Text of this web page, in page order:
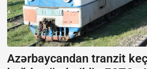
Azərbaycandan tranzit